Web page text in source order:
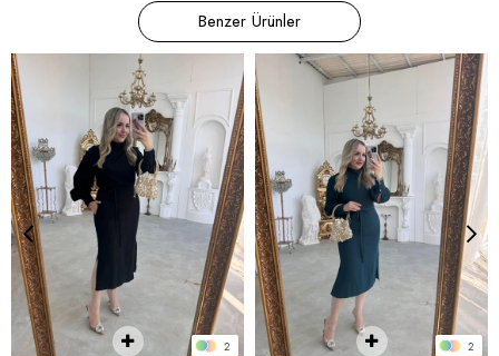
Benzer Ürünler
2 2